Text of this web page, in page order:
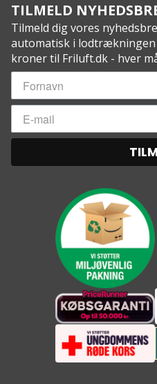
TILMELD
Tilmeld dig vores
automatisk i lodtrækningen
kroner til Friluft.dk - hver